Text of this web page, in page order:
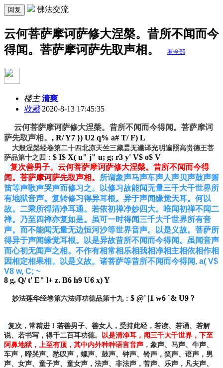
回复 佛法交流
云何菩萨摩诃萨修大涅槃。昔所不闻而今
得闻。菩萨摩诃萨先取声相。
看全部
楼主 清爽
收藏2020-8-13 17:45:35
云何菩萨摩诃萨修大涅槃。昔所不闻而今得闻。菩萨摩诃
萨先取声相。 , R/ Y7 }) U2 q% a# T/ F) L
大般涅槃经卷第二十四北凉天竺三藏昙无谶译光明遍照高贵德王菩
萨品第十之四： $ I$ X( u" j" u; g; r3 y' V$ o$ V
复次善男子。云何菩萨摩诃萨修大涅槃。昔所不闻而今得
闻。菩萨摩诃萨先取声相。
所谓象声马声车声人声贝声鼓声箫
笛等声歌声哭声而修习之。以修习故能闻无量三千大千世界所
有地狱音声。复转修习得异耳根。异于声闻缘觉天耳。何以
故。二乘所得清净耳通。若依初禅净妙四大。唯闻初禅不闻二
禅。乃至四禅亦复如是。虽可一时得闻三千大千世界所有音
声。而不能闻无量无边恒河沙等世界音声。以是义故。菩萨所
得异于声闻缘觉耳根。以是异故昔所不闻而今得闻。虽闻音声
而心初无闻声之相。不作有相常相乐相我相净相主相依相作相
因相定相果相。以是义故。诸菩萨等昔所不闻而今得闻, a( V$
V8 w, C; ~
8 g. Q/ t' E" l+ z. B6 h9 U6 x) Y
妙法莲华经卷第六法师功德品第十九： $ @' |1 w6 `& U9 ?
复次，常精进！若善男子、善女人，受持此经，若读、若诵、若解
说、若书写，得千二百耳功德。
以是清净耳，闻三千大千世界，下至
阿鼻地狱，上至有顶，其中内外种种语言音声 ，象声、马声、牛声、
车声，啼哭声、愁叹声，螺声、鼓声、钟声、铃声，笑声、语声，男
声、女声、童子声、童女声，法声、非法声，苦声、乐声，凡夫声、